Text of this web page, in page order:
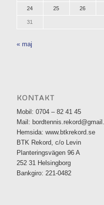
24 25 26
31
« maj
KONTAKT
Mobil: 0704 – 82 41 45
Mail:
Hemsida: www.btkrekord.se
BTK Rekord, c/o Levin
Planteringsvägen 96 A
252 31 Helsingborg
Bankgiro: 221-0482